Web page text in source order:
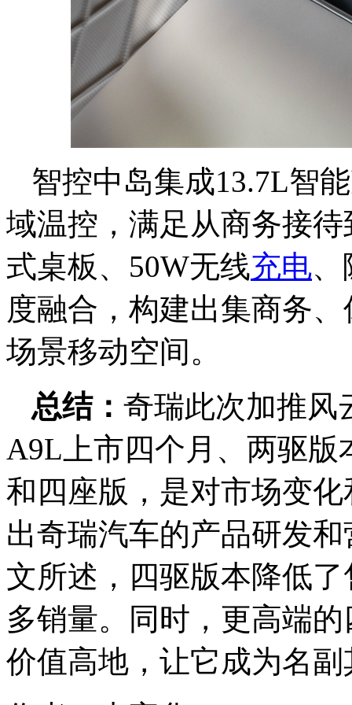
智控中岛集成13.7L智
域温控，满足从商务接
式桌板、50W无线充电
度融合，构建出集商务
场景移动空间。
总结： 奇瑞此次加推风
A9L上市四个月、两驱
和四座版，是对市场变
出奇瑞汽车的产品研发
文所述，四驱版本降低
多销量。同时，更高端
价值高地，让它成为名